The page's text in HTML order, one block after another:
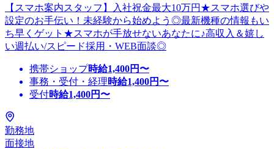
【スマホ案内スタッフ】入社祝金最大10万円★スマホ選びや
設定のお手伝い！未経験から始めよう◎最新機種の情報もい
ち早くゲット★スマホが手放せないあなたに♪高収入＆嬉し
い週払い/スピード採用・WEB面談◎
携帯ショップ時給1,400円〜
事務・受付・経理時給1,400円〜
受付時給1,400円〜
勤務地
面接地